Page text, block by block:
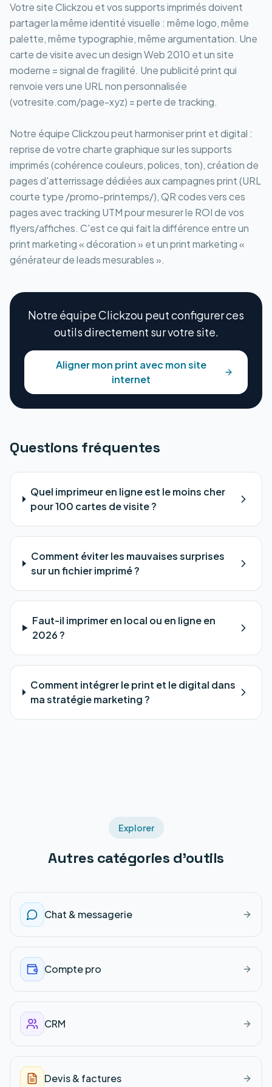
Votre site Clickzou et vos supports imprimés doivent
partager la même identité visuelle : même logo, même
palette, même typographie, même argumentation. Une
carte de visite avec un design Web 2010 et un site
moderne = signal de fragilité. Une publicité print qui
renvoie vers une URL non personnalisée
(votresite.com/page-xyz) = perte de tracking.
Notre équipe Clickzou peut harmoniser print et digital :
reprise de votre charte graphique sur les supports
imprimés (cohérence couleurs, polices, ton), création de
pages d'atterrissage dédiées aux campagnes print (URL
courte type /promo-printemps/), QR codes vers ces
pages avec tracking UTM pour mesurer le ROI de vos
flyers/affiches. C'est ce qui fait la différence entre un
print marketing « décoration » et un print marketing «
générateur de leads mesurables ».
Notre équipe Clickzou peut configurer ces
outils directement sur votre site.
Aligner mon print avec mon site
internet
Questions fréquentes
Quel imprimeur en ligne est le moins cher
pour 100 cartes de visite ?
Comment éviter les mauvaises surprises
sur un fichier imprimé ?
Faut-il imprimer en local ou en ligne en
2026 ?
Comment intégrer le print et le digital dans
ma stratégie marketing ?
Explorer
Autres catégories d'outils
Chat & messagerie
Compte pro
CRM
Devis & factures